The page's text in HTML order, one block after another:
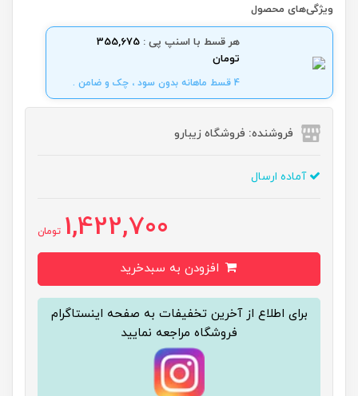
ویژگی‌های محصول
هر قسط با اسنپ پی : 355,675
تومان
4 قسط ماهانه بدون سود ، چک و ضامن .
فروشنده: فروشگاه زیبارو
آماده ارسال
1,422,700 تومان
برای اطلاع از آخرین تخفیفات به صفحه اینستاگرام
فروشگاه مراجعه نمایید